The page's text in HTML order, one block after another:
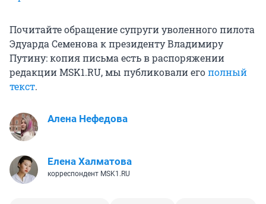
Почитайте обращение супруги уволенного пилота
Эдуарда Семенова к президенту Владимиру
Путину: копия письма есть в распоряжении
редакции MSK1.RU, мы публиковали егополный
текст.
Алена Нефедова
Елена Халматова
корреспондент MSK1.RU